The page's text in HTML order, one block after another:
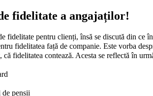
fidelitate a angajaților!
fidelitate pentru clienți, însă se discută din ce
fidelitatea față de companie. Este vorba
fidelitatea contează. Acesta se reflectă în
pensii